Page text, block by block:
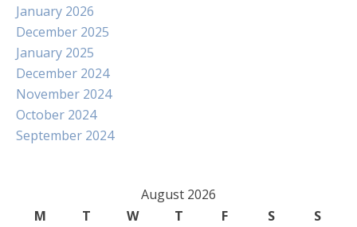
January 2026
December 2025
January 2025
December 2024
November 2024
October 2024
September 2024
August 2026
M
T W T F S
S